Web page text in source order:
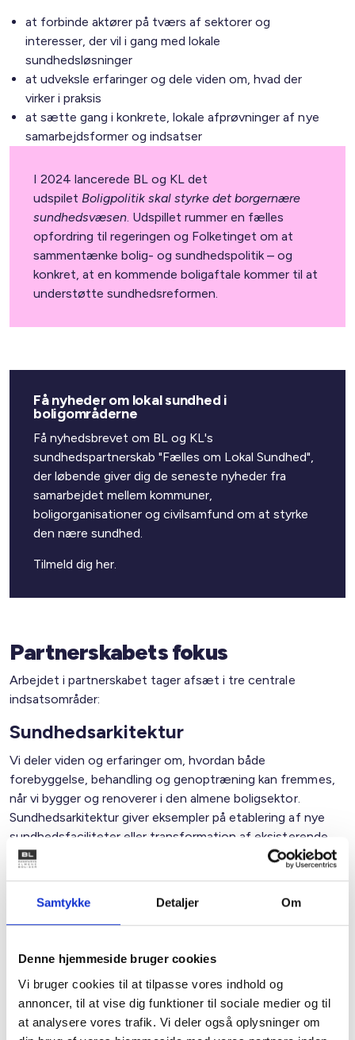
Samtykke Detaljer Om
Denne hjemmeside bruger cookies
Vi bruger cookies til at tilpasse vores indhold og
annoncer, til at vise dig funktioner til sociale medier og til
at analysere vores trafik. Vi deler også oplysninger om
I 2024 lancerede BL og KL det
udspilet Boligpolitik skal styrke det borgernære
sundhedsvæsen. Udspillet rummer en fælles
opfordring til regeringen og Folketinget om at
sammentænke bolig- og sundhedspolitik – og
konkret, at en kommende boligaftale kommer til at
understøtte sundhedsreformen.
at forbinde aktører på tværs af sektorer og
interesser, der vil i gang med lokale
sundhedsløsninger
at udveksle erfaringer og dele viden om, hvad der
virker i praksis
at sætte gang i konkrete, lokale afprøvninger af nye
samarbejdsformer og indsatser
Få nyheder om lokal sundhed i
boligområderne
Få nyhedsbrevet om BL og KL's
sundhedspartnerskab "Fælles om Lokal Sundhed",
der løbende giver dig de seneste nyheder fra
samarbejdet mellem kommuner,
boligorganisationer og civilsamfund om at styrke
den nære sundhed.
Tilmeld dig her.
Partnerskabets fokus
Arbejdet i partnerskabet tager afsæt i tre centrale
indsatsområder:
Sundhedsarkitektur
Vi deler viden og erfaringer om, hvordan både
forebyggelse, behandling og genoptræning kan fremmes,
når vi bygger og renoverer i den almene boligsektor.
Sundhedsarkitektur giver eksempler på etablering af nye
sundhedsfaciliteter eller transformation af eksisterende
byggerier, tæt på mennesker der har behov for nære
Fremskudte sundhedstilbud
Vi sætter fokus på, hvilke typer fremskudte
trivsel i forskellige typer af boligområder og lokalsamfund –
både i byen og på landet.